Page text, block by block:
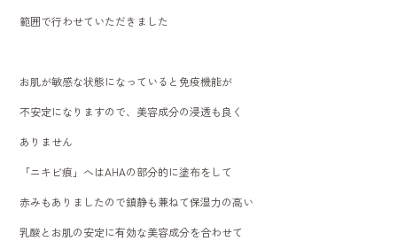
範囲で行わせていただきました
お肌が敏感な状態になっていると免疫機能が
不安定になりますので、美容成分の浸透も良く
ありません
「ニキビ痕」へはAHAの部分的に塗布をして
赤みもありましたので鎮静も兼ねて保湿力の高い
乳酸とお肌の安定に有効な美容成分を合わせて